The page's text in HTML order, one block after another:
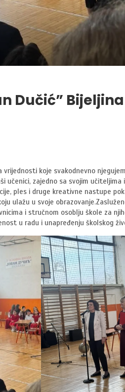
Dučić”
koje svakodnevno
učenici, zajedno sa svojim učiteljima
ples i druge kreativne nastupe
ulažu u svoje
i stručnom osoblju škole za
u radu i unapređenju školskog